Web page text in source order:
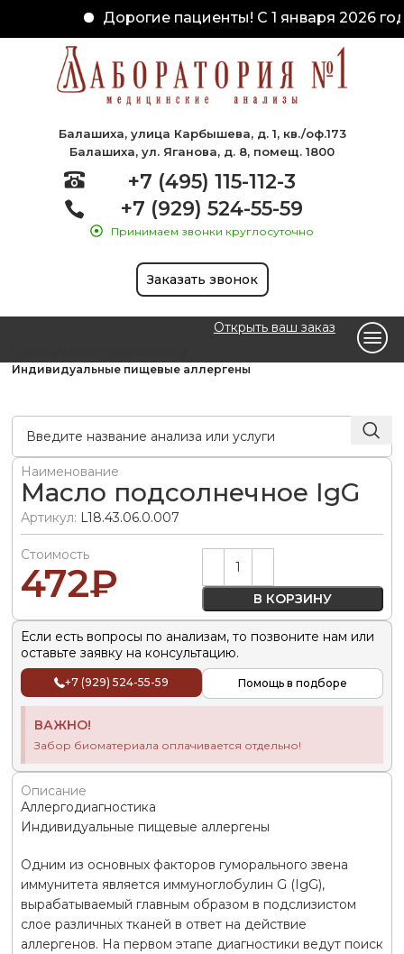
Дорогие пациенты! С 1 января 2026
Балашиха, улица Карбышева, д. 1, кв./оф.173
Балашиха, ул. Яганова, д. 8, помещ. 1800
+7 (495) 115-112-3
+7 (929) 524-55-59
Принимаем звонки круглосуточно
Заказать звонок
Открыть ваш заказ
Индивидуальные пищевые аллергены
Наименование
Масло подсолнечное IgG
Артикул: L18.43.06.0.007
Стоимость
472₽ В КОРЗИНУ
Alternative:
Если есть вопросы по анализам, то позвоните нам или
оставьте заявку на консультацию.
+7 (929) 524-55-59 Помощь в подборе
ВАЖНО!
Забор биоматериала оплачивается отдельно!
Описание
Аллергодиагностика
Индивидуальные пищевые аллергены
Одним из основных факторов гуморального звена
иммунитета является иммуноглобулин G (IgG),
вырабатываемый главным образом в подслизистом
слое различных тканей в ответ на действие
аллергенов. На первом этапе диагностики ведут поиск